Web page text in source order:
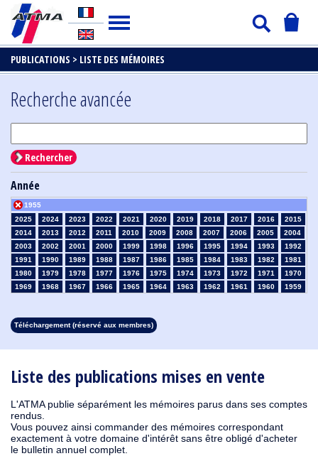
PUBLICATIONS > LISTE DES MÉMOIRES
Liste des publications mises en vente
L'ATMA publie séparément les mémoires parus dans ses comptes
rendus.
Vous pouvez ainsi commander des mémoires correspondant
exactement à votre domaine d'intérêt sans être obligé d'acheter
le bulletin annuel complet.
Recherche avancée
Rechercher
Année
2025 2024 2023 2022 2021 2020 2019 2018 2017 2016
2015
2014
2013 2012 2011 2010 2009 2008 2007 2006 2005
2004
2003
2002 2001 2000 1999 1998 1996 1995 1994 1993
1992
1991
1990 1989 1988 1987 1986 1985 1984 1983 1982
1981
1980
1979 1978 1977 1976 1975 1974 1973 1972 1971
1970
1969
1968 1967 1966 1965 1964 1963 1962 1961 1960
1959
1955
1930
1929 1928 1927 1926 1925
Téléchargement (réservé aux membres)